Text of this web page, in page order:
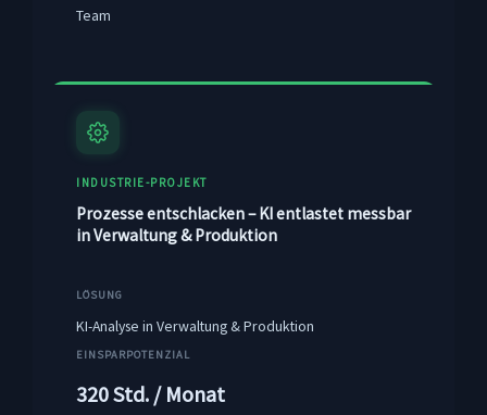
Team
INDUSTRIE-PROJEKT
Prozesse entschlacken – KI entlastet messbar
in Verwaltung & Produktion
LÖSUNG
KI-Analyse in Verwaltung & Produktion
EINSPARPOTENZIAL
320 Std. / Monat